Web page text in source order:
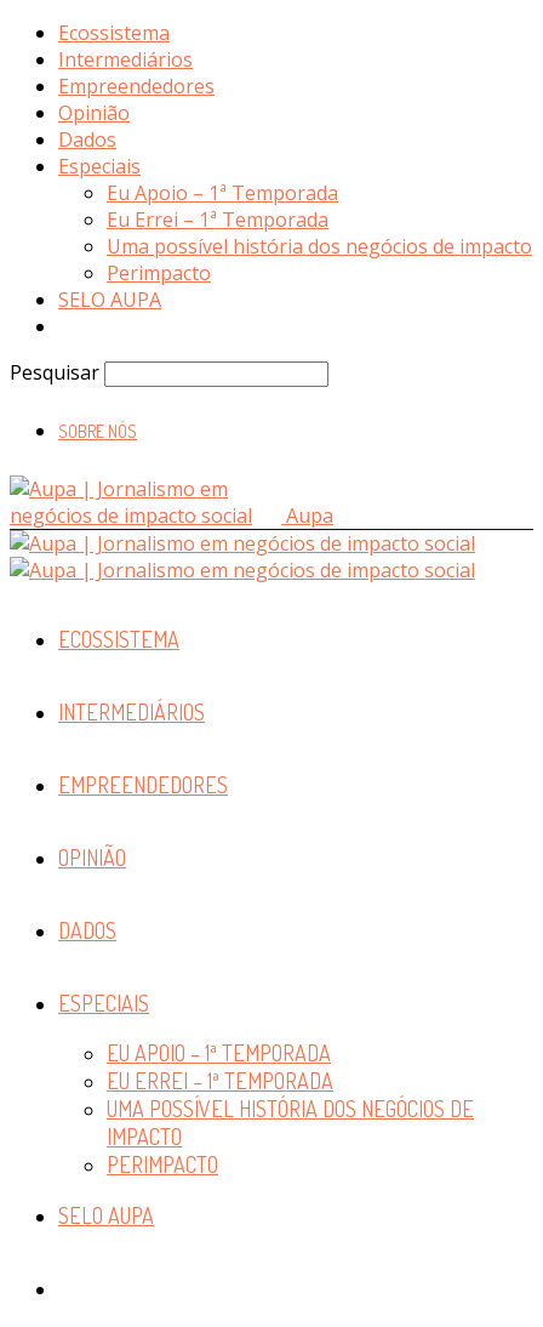
Ecossistema
Intermediários
Empreendedores
Opinião
Dados
Especiais
Eu Apoio – 1ª Temporada
Eu Errei – 1ª Temporada
Uma possível história dos negócios de impacto
Perimpacto
SELO AUPA
Pesquisar
SOBRE NÓS
Aupa
ECOSSISTEMA
INTERMEDIÁRIOS
EMPREENDEDORES
OPINIÃO
DADOS
ESPECIAIS
EU APOIO – 1ª TEMPORADA
EU ERREI – 1ª TEMPORADA
UMA POSSÍVEL HISTÓRIA DOS NEGÓCIOS DE
IMPACTO
PERIMPACTO
SELO AUPA